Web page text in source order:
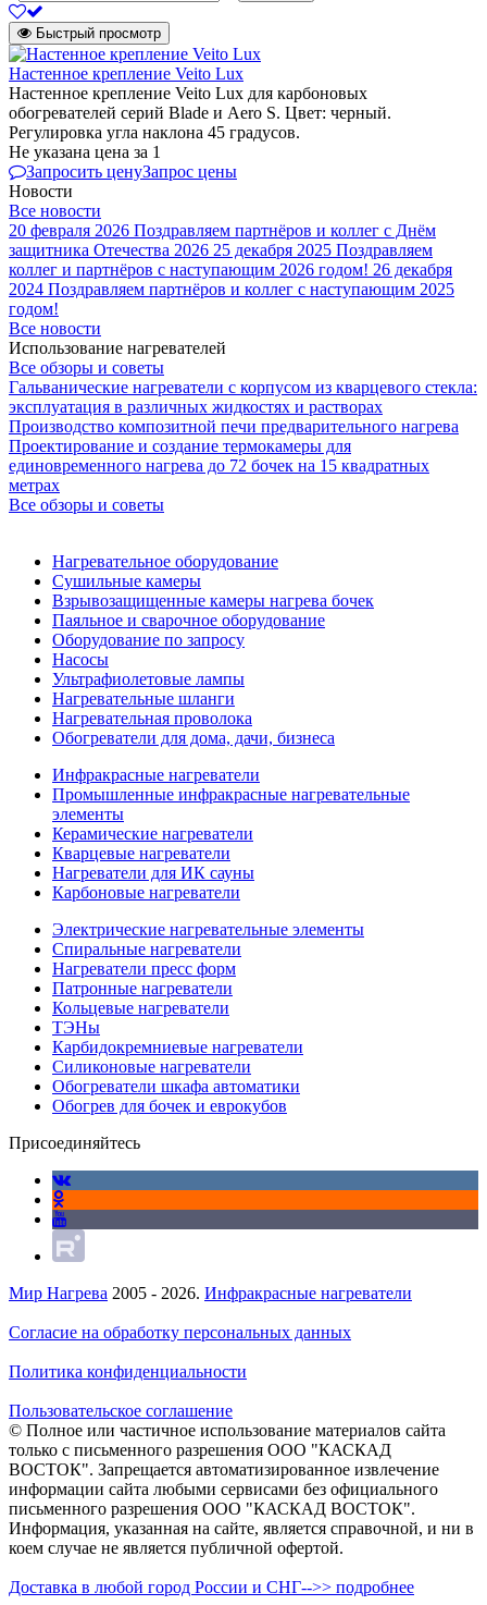
Быстрый просмотр
Настенное крепление Veito Lux
Настенное крепление Veito Lux для карбоновых
обогревателей серий Blade и Aero S. Цвет: черный.
Регулировка угла наклона 45 градусов.
Не указана цена за 1
Запросить ценуЗапрос цены
Новости
Все новости
20 февраля 2026 Поздравляем партнёров и коллег с Днём
защитника Отечества 2026 25 декабря 2025 Поздравляем
коллег и партнёров с наступающим 2026 годом! 26 декабря
2024 Поздравляем партнёров и коллег с наступающим 2025
годом!
Все новости
Использование нагревателей
Все обзоры и советы
Гальванические нагреватели с корпусом из кварцевого стекла:
эксплуатация в различных жидкостях и растворах
Производство композитной печи предварительного нагрева
Проектирование и создание термокамеры для
единовременного нагрева до 72 бочек на 15 квадратных
метрах
Все обзоры и советы
Нагревательное оборудование
Сушильные камеры
Взрывозащищенные камеры нагрева бочек
Паяльное и сварочное оборудование
Оборудование по запросу
Насосы
Ультрафиолетовые лампы
Нагревательные шланги
Нагревательная проволока
Обогреватели для дома, дачи, бизнеса
Инфракрасные нагреватели
Промышленные инфракрасные нагревательные
элементы
Керамические нагреватели
Кварцевые нагреватели
Нагреватели для ИК сауны
Карбоновые нагреватели
Электрические нагревательные элементы
Спиральные нагреватели
Нагреватели пресс форм
Патронные нагреватели
Кольцевые нагреватели
ТЭНы
Карбидокремниевые нагреватели
Силиконовые нагреватели
Обогреватели шкафа автоматики
Обогрев для бочек и еврокубов
Присоединяйтесь
Мир Нагрева 2005 - 2026. Инфракрасные нагреватели
Согласие на обработку персональных данных
Политика конфиденциальности
Пользовательское соглашение
© Полное или частичное использование материалов сайта
только с письменного разрешения ООО "КАСКАД
ВОСТОК". Запрещается автоматизированное извлечение
информации сайта любыми сервисами без официального
письменного разрешения ООО "КАСКАД ВОСТОК".
Информация, указанная на сайте, является справочной, и ни в
коем случае не является публичной офертой.
Доставка в любой город России и СНГ-->> подробнее